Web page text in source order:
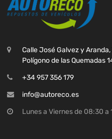
Calle José Galvez y Aranda,
Polígono de las Quemadas
+34 957 356 179
info@autoreco.es
Lunes a Viernes de 08:30 a